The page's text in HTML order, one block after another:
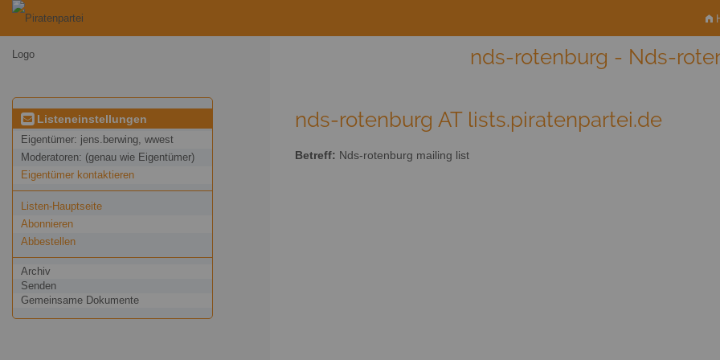
nds-rotenburg - Nds-
Listeneinstellungen
Eigentümer: jens.berwing, wwest
Moderatoren: (genau wie Eigentümer)
Eigentümer kontaktieren
Listen-Hauptseite
Abonnieren
Abbestellen
Archiv
Senden
Gemeinsame Dokumente
nds-rotenburg AT lists.piratenpartei.de
Betreff: Nds-rotenburg mailing list